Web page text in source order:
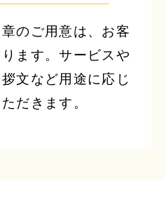
のご用意は、お客
ます。サービスや
文など用途に応じ
だきます。